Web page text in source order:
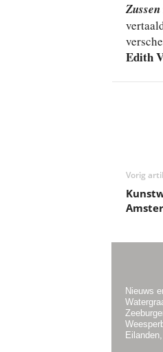
Zussen
Edith
Vorig
Nieuws